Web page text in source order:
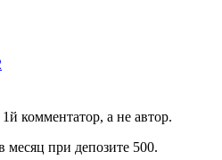
комментатор, а не автор.
месяц при депозите 500.